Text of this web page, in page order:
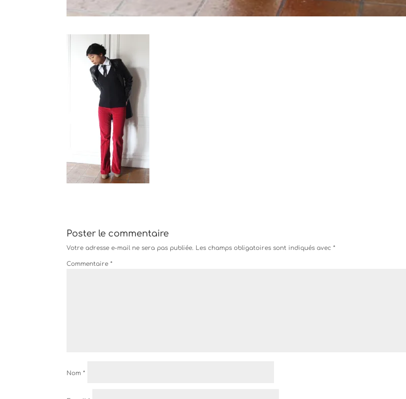
Poster le commentaire
Votre adresse e-mail ne sera pas publiée. Les champs obligatoires sont indiqués avec*
Commentaire*
Nom*